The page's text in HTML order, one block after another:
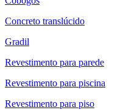
Concreto translúcido
Gradil
Revestimento para parede
Revestimento para piscina
Revestimento para piso